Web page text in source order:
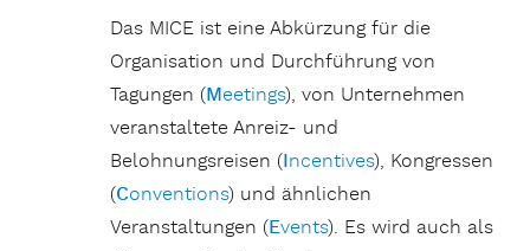
Das MICE ist eine Abkürzung für die
Organisation und Durchführung von
Tagungen (Meetings), von Unternehmen
veranstaltete Anreiz- und
Belohnungsreisen (Incentives), Kongressen
(Conventions) und ähnlichen
Veranstaltungen (Events). Es wird auch als